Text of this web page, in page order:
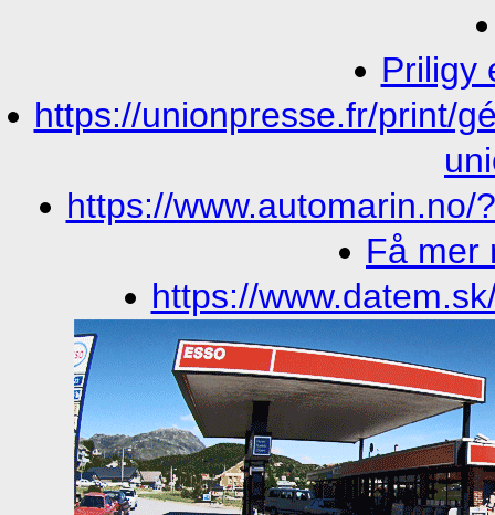
Priligy
https://unionpresse.fr/print/
https://
Få mer
https://